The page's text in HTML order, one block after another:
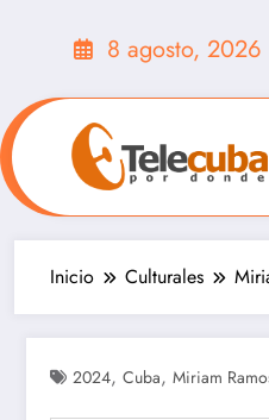
8 agosto, 2026
Inicio Culturales
2024, Cuba, Miriam